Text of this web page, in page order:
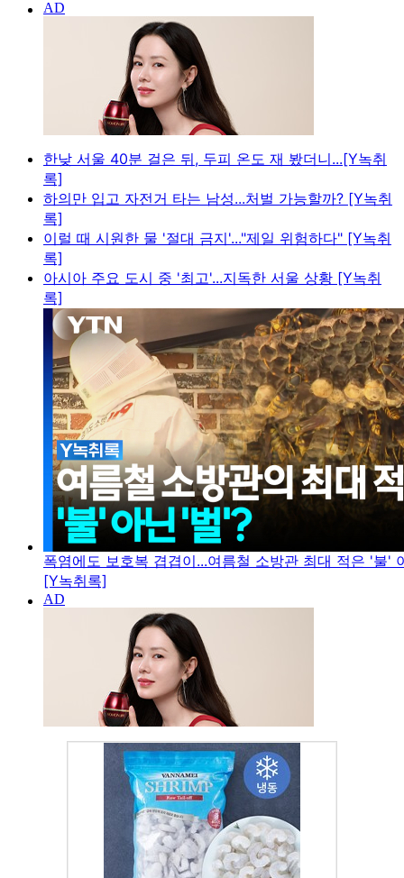
한낮 서울 40분 걸은 뒤, 두피 온도 재 봤더니...[Y녹취
록]
하의만 입고 자전거 타는 남성...처벌 가능할까? [Y녹취
록]
이럴 때 시원한 물 '절대 금지'..."제일 위험하다" [Y녹취
록]
아시아 주요 도시 중 '최고'...지독한 서울 상황 [Y녹취
록]
폭염에도 보호복 겹겹이...여름철 소방관 최대 적은 '불'
[Y녹취록]